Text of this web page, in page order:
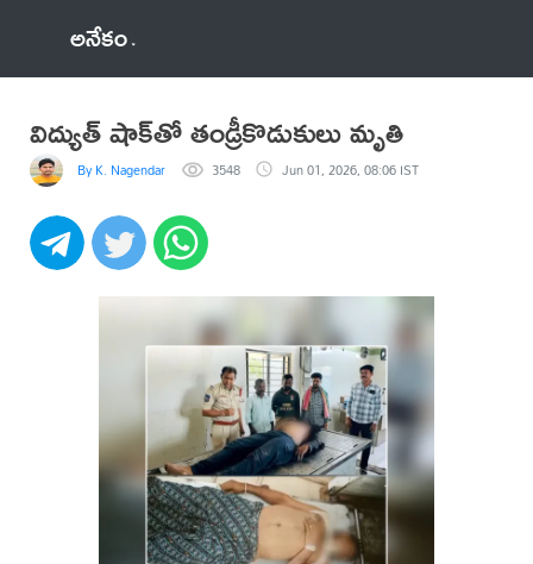
అనేకం
విద్యుత్ షాక్‌తో తండ్రీకొడుకులు మృతి
By K. Nagendar 3548 Jun 01, 2026, 08:06 IST